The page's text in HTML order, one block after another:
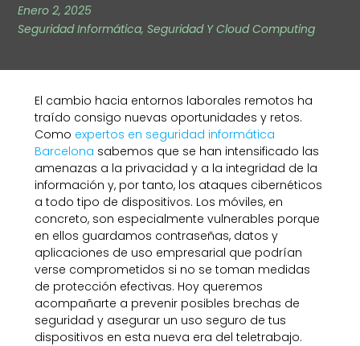
Enero 2, 2025
Seguridad Informática,Seguridad Y Cloud Computing
El cambio hacia entornos laborales remotos ha
traído consigo nuevas oportunidades y retos.
Como expertos en seguridad informática
Barcelona sabemos que se han intensificado las
amenazas a la privacidad y a la integridad de la
información y, por tanto, los ataques cibernéticos
a todo tipo de dispositivos. Los móviles, en
concreto, son especialmente vulnerables porque
en ellos guardamos contraseñas, datos y
aplicaciones de uso empresarial que podrían
verse comprometidos si no se toman medidas
de protección efectivas. Hoy queremos
acompañarte a prevenir posibles brechas de
seguridad y asegurar un uso seguro de tus
dispositivos en esta nueva era del teletrabajo.